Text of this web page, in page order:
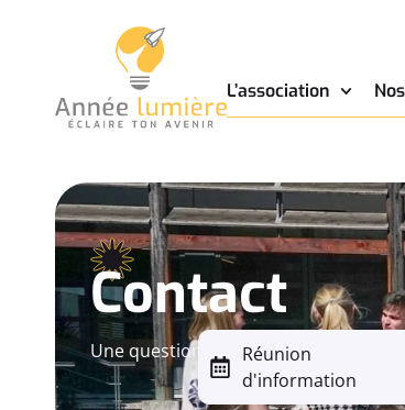
L’association
Réunion
d'information
Contact
Une question, un projet ? Nous